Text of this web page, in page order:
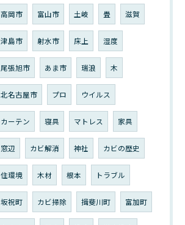
高岡市 富山市 土岐 畳 滋賀
津島市 射水市 床上 湿度
尾張旭市 あま市 瑞浪 木
北名古屋市 プロ ウイルス
カーテン 寝具 マトレス 家具
窓辺 カビ解消 神社 カビの歴史
住環境 木材 根本 トラブル
坂祝町 カビ掃除 揖斐川町 富加町